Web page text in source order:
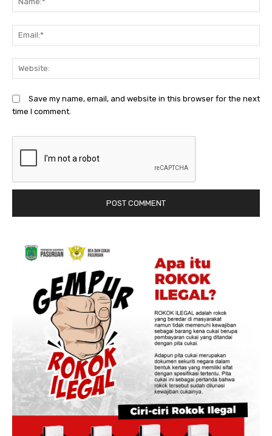
Save my name, email, and website in this browser for the next
time I comment.